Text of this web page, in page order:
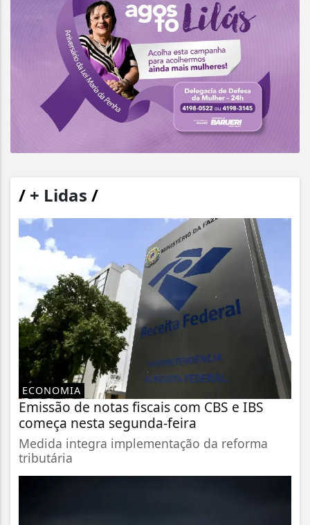
/ + Lidas /
ECONOMIA
Emissão de notas fiscais com CBS e IBS
começa nesta segunda-feira
Medida integra implementação da reforma
tributária